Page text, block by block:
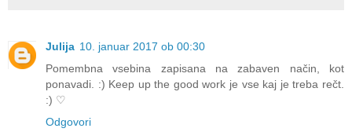
Julija 10. januar 2017 ob 00:30
Pomembna vsebina zapisana na zabaven način, kot
ponavadi. :) Keep up the good work je vse kaj je treba rečt.
:) ♡
Odgovori